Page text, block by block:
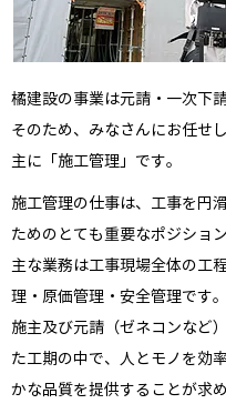
橘建設の事業は元請・一次下
そのため、みなさんにお任せ
主に「施工管理」です。
施工管理の仕事は、工事を円
ためのとても重要なポジション
主な業務は工事現場全体の工
理・原価管理・安全管理です。
施主及び元請（ゼネコンなど
た工期の中で、人とモノを効
かな品質を提供することが求